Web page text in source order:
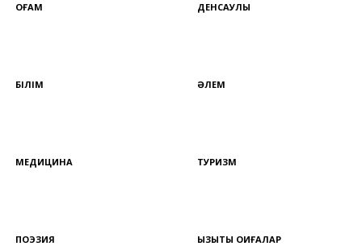
ҚОҒАМ ДЕНСАУЛЫҚ
БІЛІМ ӘЛЕМ
МЕДИЦИНА ТУРИЗМ
ПОЭЗИЯ ҚЫЗЫҚТЫ ОҚИҒАЛАР